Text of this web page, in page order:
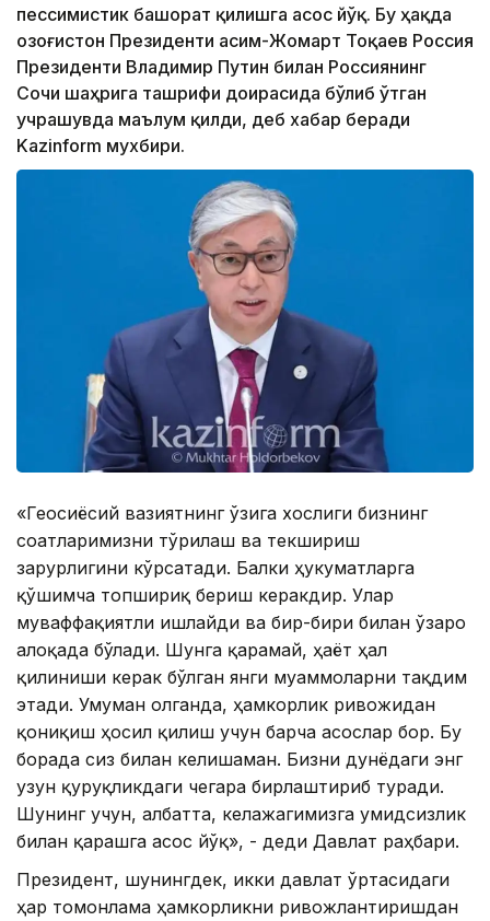
пессимистик башорат қилишга асос йўқ. Бу ҳақда
Қозоғистон Президенти Қасим-Жомарт Тоқаев Россия
Президенти Владимир Путин билан Россиянинг
Сочи шаҳрига ташрифи доирасида бўлиб ўтган
учрашувда маълум қилди, деб хабар беради
Kazinform мухбири.
«Геосиёсий вазиятнинг ўзига хослиги бизнинг
соатларимизни тўғрилаш ва текшириш
зарурлигини кўрсатади. Балки ҳукуматларга
қўшимча топшириқ бериш керакдир. Улар
муваффақиятли ишлайди ва бир-бири билан ўзаро
алоқада бўлади. Шунга қарамай, ҳаёт ҳал
қилиниши керак бўлган янги муаммоларни тақдим
этади. Умуман олганда, ҳамкорлик ривожидан
қониқиш ҳосил қилиш учун барча асослар бор. Бу
борада сиз билан келишаман. Бизни дунёдаги энг
узун қуруқликдаги чегара бирлаштириб туради.
Шунинг учун, албатта, келажагимизга умидсизлик
билан қарашга асос йўқ», - деди Давлат раҳбари.
Президент, шунингдек, икки давлат ўртасидаги
ҳар томонлама ҳамкорликни ривожлантиришдан